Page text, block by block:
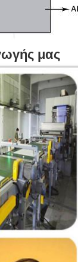
μας